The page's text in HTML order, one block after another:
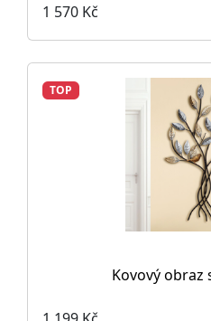
1 570 Kč
TOP
Kovový